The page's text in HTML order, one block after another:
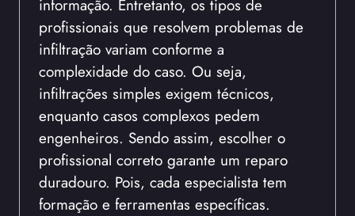
informação. Entretanto, os tipos de
profissionais que resolvem problemas de
infiltração variam conforme a
complexidade do caso. Ou seja,
infiltrações simples exigem técnicos,
enquanto casos complexos pedem
engenheiros. Sendo assim, escolher o
profissional correto garante um reparo
duradouro. Pois, cada especialista tem
formação e ferramentas específicas.